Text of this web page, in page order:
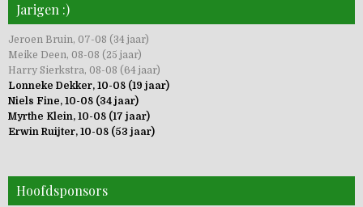
Jarigen :)
Jeroen Bruin, 07-08 (34 jaar)
Meike Deen, 08-08 (25 jaar)
Harry Sierkstra, 08-08 (64 jaar)
Lonneke Dekker, 10-08 (19 jaar)
Niels Fine, 10-08 (34 jaar)
Myrthe Klein, 10-08 (17 jaar)
Erwin Ruijter, 10-08 (53 jaar)
Hoofdsponsors